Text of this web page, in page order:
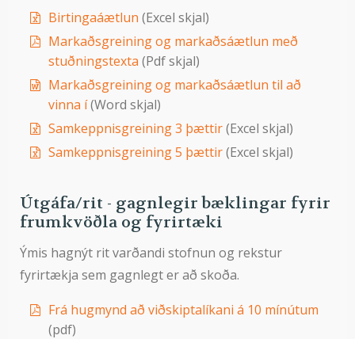
Birtingaáætlun (Excel skjal)
Markaðsgreining og markaðsáætlun með
stuðningstexta (Pdf skjal)
Markaðsgreining og markaðsáætlun til að
vinna í(Word skjal)
Samkeppnisgreining 3 þættir(Excel skjal)
Samkeppnisgreining 5 þættir(Excel skjal)
Útgáfa/rit - gagnlegir bæklingar fyrir
frumkvöðla og fyrirtæki
Ýmis hagnýt rit varðandi stofnun og rekstur
fyrirtækja sem gagnlegt er að skoða.
Frá hugmynd að viðskiptalíkani á 10 mínútum
(pdf)